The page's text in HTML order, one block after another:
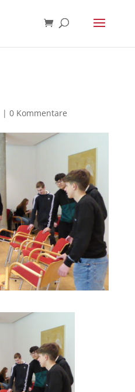
| 0 Kommentare